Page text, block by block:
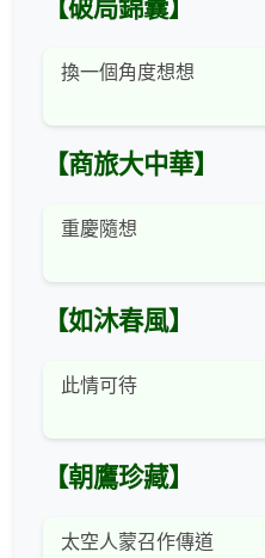
【破局錦囊】
換一個角度想想
【商旅大中華】
重慶隨想
【如沐春風】
此情可待
【朝鷹珍藏】
太空人蒙召作傳道